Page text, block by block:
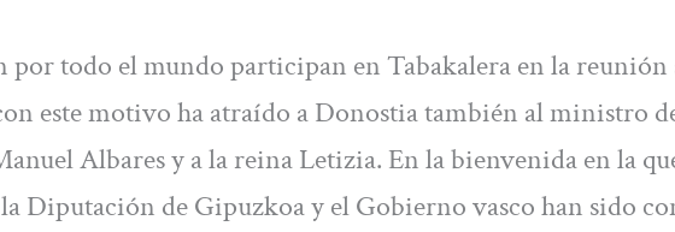
por todo el mundo participan en Tabakalera en la reunión
este motivo ha atraído a Donostia también al ministro
Albares y a la reina Letizia. En la bienvenida en la
Diputación de Gipuzkoa y el Gobierno vasco han sido